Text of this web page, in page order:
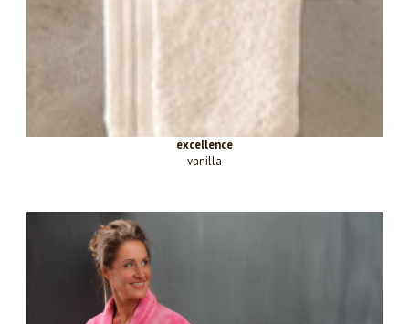
excellence
vanilla